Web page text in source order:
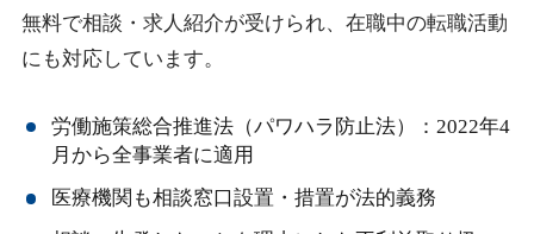
無料で相談・求人紹介が受けられ、在職中の転職活動
にも対応しています。
労働施策総合推進法（パワハラ防止法）：2022年4
月から全事業者に適用
医療機関も相談窓口設置・措置が法的義務